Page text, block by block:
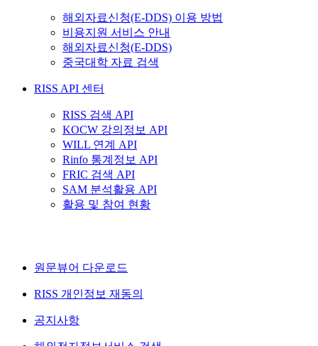
해외자료신청(E-DDS) 이용 방법
비용지원 서비스 안내
해외자료신청(E-DDS)
중국대학 자료 검색
RISS API 센터
RISS 검색 API
KOCW 강의정보 API
WILL 연계 API
Rinfo 통계정보 API
FRIC 검색 API
SAM 분석활용 API
활용 및 참여 현황
원문뷰어 다운로드
RISS 개인정보 재동의
공지사항